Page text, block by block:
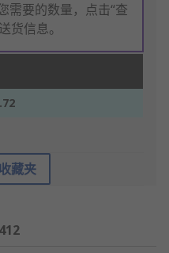
要的数量，点击“查
货信息。
藏夹